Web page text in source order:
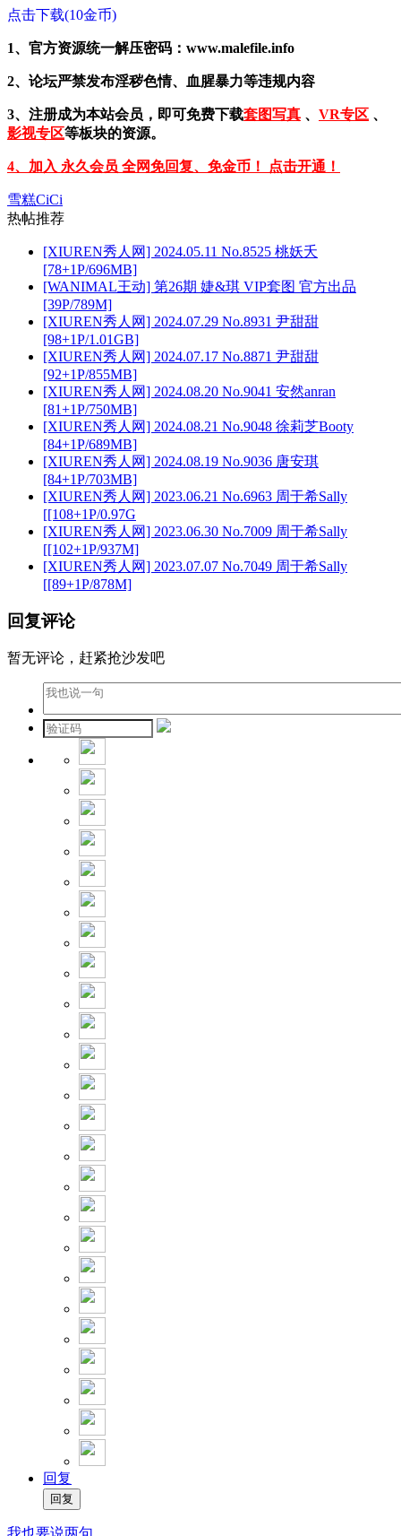
点击下载(10金币)
1、官方资源统一解压密码：www.malefile.info
2、论坛严禁发布淫秽色情、血腥暴力等违规内容
3、注册成为本站会员，即可免费下载套图写真 、 VR专区 、
影视专区等板块的资源。
4、加入 永久会员 全网免回复、免金币！ 点击开通！
雪糕CiCi
热帖推荐
[XIUREN秀人网] 2024.05.11 No.8525 桃妖夭
[78+1P/696MB]
[WANIMAL王动] 第26期 婕&琪 VIP套图 官方出品
[39P/789M]
[XIUREN秀人网] 2024.07.29 No.8931 尹甜甜
[98+1P/1.01GB]
[XIUREN秀人网] 2024.07.17 No.8871 尹甜甜
[92+1P/855MB]
[XIUREN秀人网] 2024.08.20 No.9041 安然anran
[81+1P/750MB]
[XIUREN秀人网] 2024.08.21 No.9048 徐莉芝Booty
[84+1P/689MB]
[XIUREN秀人网] 2024.08.19 No.9036 唐安琪
[84+1P/703MB]
[XIUREN秀人网] 2023.06.21 No.6963 周于希Sally
[[108+1P/0.97G
[XIUREN秀人网] 2023.06.30 No.7009 周于希Sally
[[102+1P/937M]
[XIUREN秀人网] 2023.07.07 No.7049 周于希Sally
[[89+1P/878M]
回复评论
暂无评论，赶紧抢沙发吧
回复